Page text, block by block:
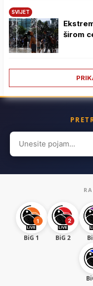
SVIJET
širom
Search
for:
BiG 1 BiG 2